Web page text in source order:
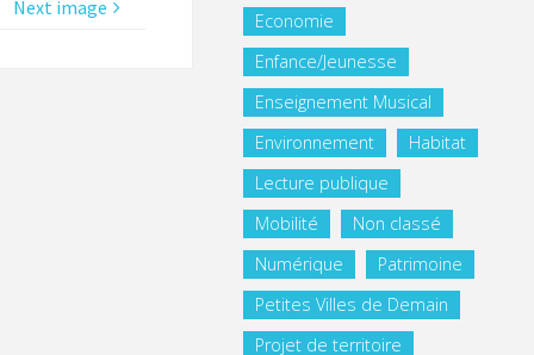
Next image
Economie
Enfance/Jeunesse
Enseignement Musical
Environnement
Habitat
Lecture publique
Mobilité
Non classé
Numérique
Patrimoine
Petites Villes de Demain
Projet de territoire